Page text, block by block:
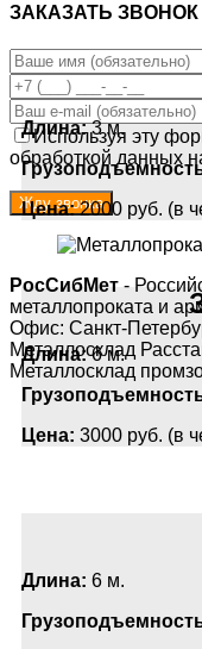
ЗАКАЗАТЬ ЗВОНОК
Используя эту
обработкой данных
РосСибМет -
металлопроката и
Офис: Санкт-
Металлосклад
Металлосклад
Длина:3 м.
Цена:2000 руб. (в
Длина:6 м.
Цена: 3000 руб. (в
Длина: 6 м.